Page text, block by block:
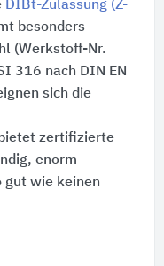
DIBt-Zulassung (Z-
besonders
(Werkstoff-Nr.
316 nach DIN EN
sich die
zertifizierte
enorm
gut wie keinen